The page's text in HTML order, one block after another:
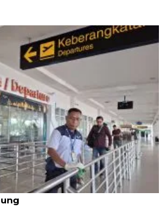
orang melalui Bandara